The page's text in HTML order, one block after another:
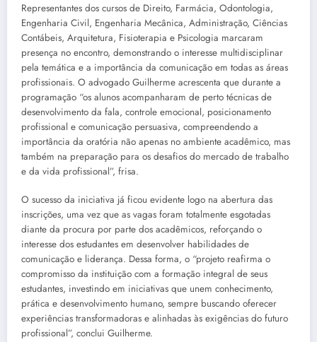
Representantes dos cursos de Direito, Farmácia, Odontologia,
Engenharia Civil, Engenharia Mecânica, Administração, Ciências
Contábeis, Arquitetura, Fisioterapia e Psicologia marcaram
presença no encontro, demonstrando o interesse multidisciplinar
pela temática e a importância da comunicação em todas as áreas
profissionais. O advogado Guilherme acrescenta que durante a
programação “os alunos acompanharam de perto técnicas de
desenvolvimento da fala, controle emocional, posicionamento
profissional e comunicação persuasiva, compreendendo a
importância da oratória não apenas no ambiente acadêmico, mas
também na preparação para os desafios do mercado de trabalho
e da vida profissional”, frisa.
O sucesso da iniciativa já ficou evidente logo na abertura das
inscrições, uma vez que as vagas foram totalmente esgotadas
diante da procura por parte dos acadêmicos, reforçando o
interesse dos estudantes em desenvolver habilidades de
comunicação e liderança. Dessa forma, o “projeto reafirma o
compromisso da instituição com a formação integral de seus
estudantes, investindo em iniciativas que unem conhecimento,
prática e desenvolvimento humano, sempre buscando oferecer
experiências transformadoras e alinhadas às exigências do futuro
profissional”, conclui Guilherme.